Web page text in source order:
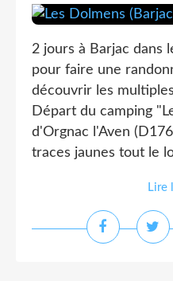
2 jours à Barjac dans
pour faire une
découvrir les
Départ du camping
d'Orgnac l'Aven
traces jaunes tout le
Lire